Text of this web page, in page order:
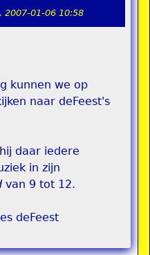
2007-01-06 10:58
kunnen we op
naar deFeest's
daar iedere
in zijn
van 9 tot 12.
deFeest